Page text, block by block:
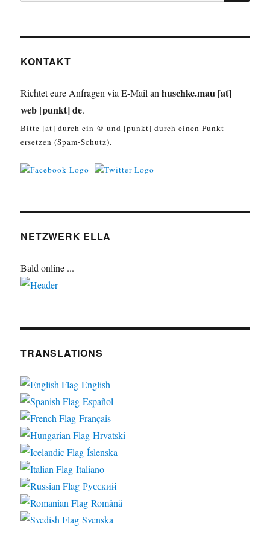
KONTAKT
Richtet eure Anfragen via E-Mail anhuschke.mau [at]
web [punkt] de.
Bitte [at] durch ein @ und [punkt] durch einen Punkt
ersetzen (Spam-Schutz).
NETZWERK ELLA
Bald online ...
TRANSLATIONS
English
Español
Français
Hrvatski
Íslenska
Italiano
Русский
Română
Svenska